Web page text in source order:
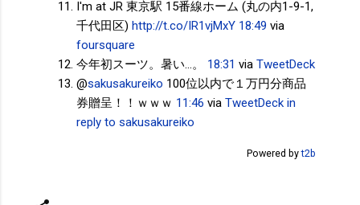
I'm at JR 東京駅 15番線ホーム (丸の内1-9-1,
千代田区) http://t.co/IR1vjMxY 18:49 via
foursquare
今年初スーツ。暑い...。
18:31 via TweetDeck
@sakusakureiko 100位以内で１万円分商品
券贈呈！！ｗｗｗ 11:46 via TweetDeck in
reply to sakusakureiko
Powered byt2b